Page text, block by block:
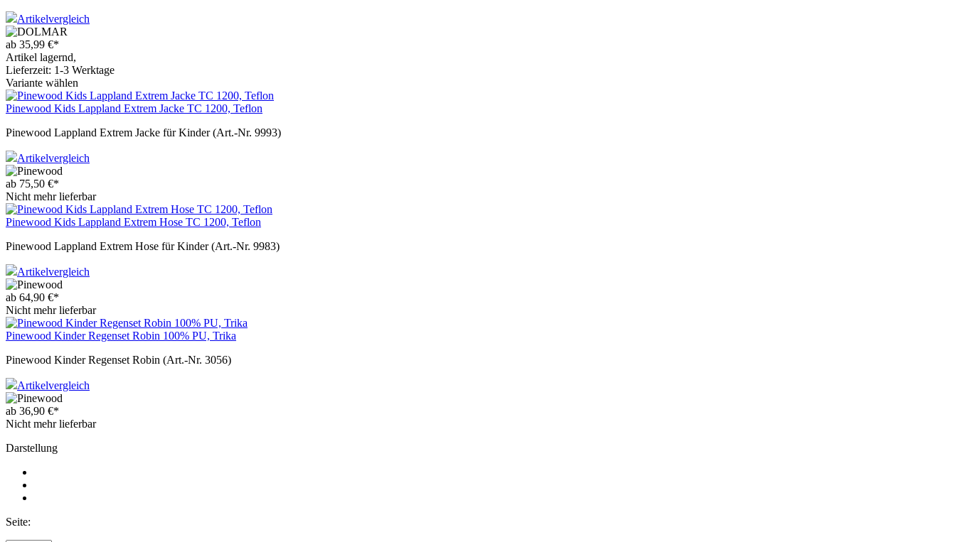
Artikelvergleich
ab 35,99 €*
Artikel lagernd,
Lieferzeit: 1-3 Werktage
Variante wählen
Pinewood Kids Lappland Extrem Jacke TC 1200, Teflon
Pinewood Lappland Extrem Jacke für Kinder (Art.-Nr. 9993)
Artikelvergleich
ab 75,50 €*
Nicht mehr lieferbar
Pinewood Kids Lappland Extrem Hose TC 1200, Teflon
Pinewood Lappland Extrem Hose für Kinder (Art.-Nr. 9983)
Artikelvergleich
ab 64,90 €*
Nicht mehr lieferbar
Pinewood Kinder Regenset Robin 100% PU, Trika
Pinewood Kinder Regenset Robin (Art.-Nr. 3056)
Artikelvergleich
ab 36,90 €*
Nicht mehr lieferbar
Darstellung
Seite: